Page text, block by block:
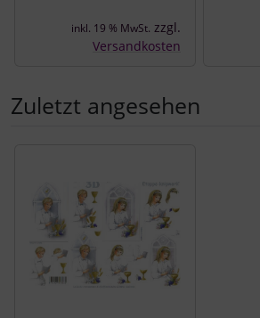
inkl. 19 % MwSt. zzgl.
Versandkosten
Zuletzt angesehen